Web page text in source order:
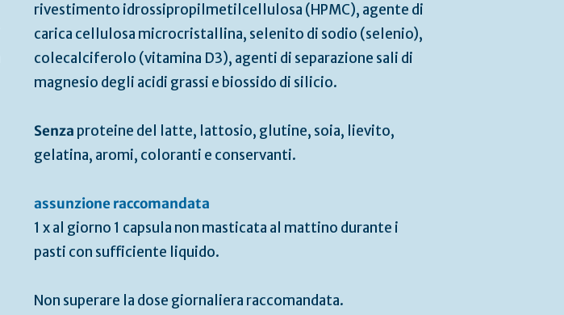
rivestimento idrossipropilmetilcellulosa (HPMC), agente di
carica cellulosa microcristallina, selenito di sodio (selenio),
colecalciferolo (vitamina D3), agenti di separazione sali di
magnesio degli acidi grassi e biossido di silicio.
Senza proteine del latte, lattosio, glutine, soia, lievito,
gelatina, aromi, coloranti e conservanti.
assunzione raccomandata
1 x al giorno 1 capsula non masticata al mattino durante i
pasti con sufficiente liquido.
Non superare la dose giornaliera raccomandata.